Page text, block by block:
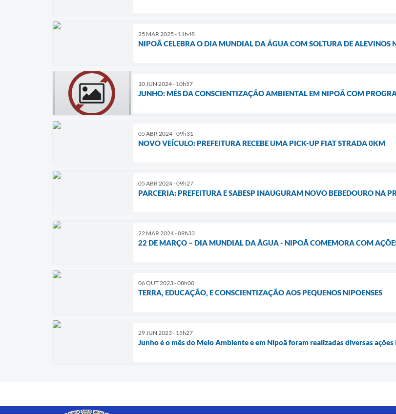
25 MAR 2025 - 11h48
NIPOÃ CELEBRA O DIA MUNDIAL DA ÁGUA COM SOLTURA DE ALEVINOS
10 JUN 2024 - 10h57
JUNHO: MÊS DA CONSCIENTIZAÇÃO AMBIENTAL EM NIPOÃ COM
05 ABR 2024 - 09h31
NOVO VEÍCULO: PREFEITURA RECEBE UMA PICK-UP FIAT STRADA 0KM
05 ABR 2024 - 09h27
PARCERIA: PREFEITURA E SABESP INAUGURAM NOVO BEBEDOURO NA
22 MAR 2024 - 09h33
22 DE MARÇO – DIA MUNDIAL DA ÁGUA - NIPOÃ COMEMORA COM
06 OUT 2023 - 08h00
TERRA, EDUCAÇÃO, E CONSCIENTIZAÇÃO AOS PEQUENOS NIPOENSES
29 JUN 2023 - 15h27
Junho é o mês do Meio Ambiente e em Nipoã foram realizadas diversas ações